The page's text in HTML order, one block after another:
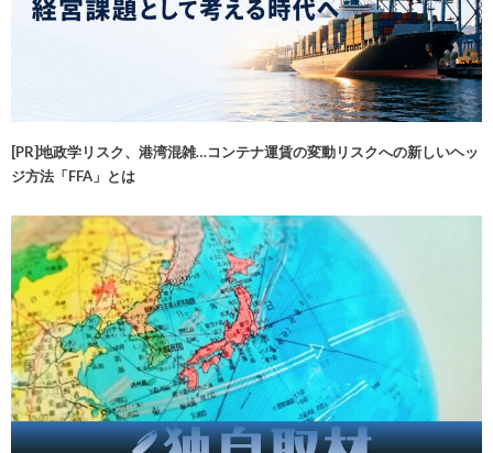
[PR]地政学リスク、港湾混雑…コンテナ運賃の変動リスクへの新しいヘッ
ジ方法「FFA」とは